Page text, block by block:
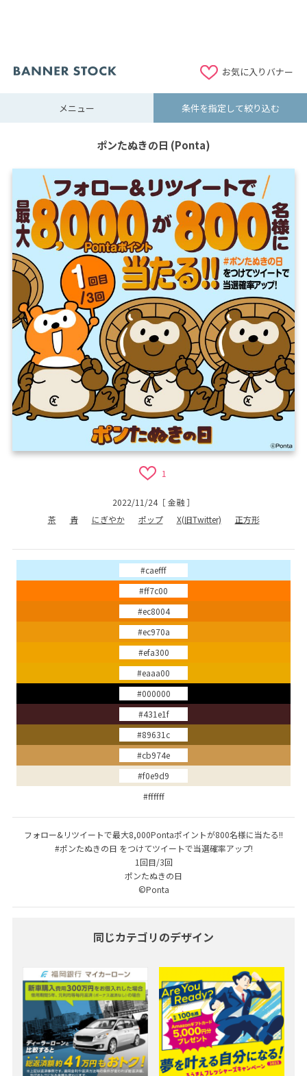
お気に入りバナー
メニュー 条件を指定して絞り込む
ポンたぬきの日 (Ponta)
1
2022/11/24［金融］
茶
青 にぎやか ポップ X(旧Twitter) 正方形
#caefff
#ff7c00
#ec8004
#ec970a
#efa300
#eaaa00
#000000
#431e1f
#89631c
#cb974e
#f0e9d9
#ffffff
フォロー&リツイートで最大8,000Pontaポイントが800名様に当たる!!
#ポンたぬきの日 をつけてツイートで当選確率アップ!
1回目/3回
ポンたぬきの日
©Ponta
同じカテゴリのデザイン